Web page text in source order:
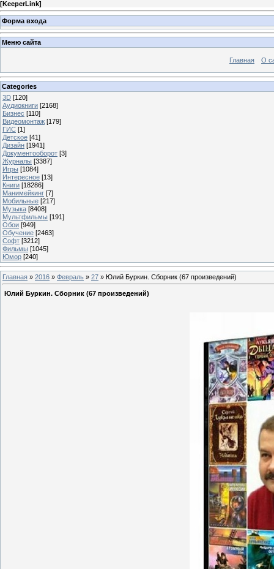
[KeeperLink]
Форма входа
Меню сайта
Главная О
Categories
3D [120]
Аудиокниги [2168]
Бизнес [110]
Видеомонтаж [179]
ГИС [1]
Детское [41]
Дизайн [1941]
Документооборот [3]
Журналы [3387]
Игры [1084]
Интересное [13]
Книги [18286]
Манимейкинг [7]
Мобильные [217]
Музыка [8408]
Мультфильмы [191]
Обои [949]
Обучение [2463]
Софт [3212]
Фильмы [1045]
Юмор [240]
Главная » 2016 » Февраль » 27 » Юлий Буркин. Сборник (67 произведений)
Юлий Буркин. Сборник (67 произведений)